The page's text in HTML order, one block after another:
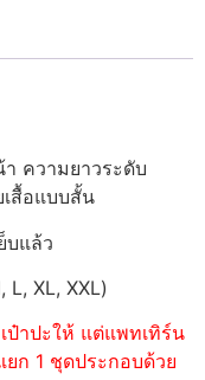
ความยาวระดับ
สื้อแบบสั้น
บแล้ว
XL, XXL)
ป๋าปะให้ แต่แพทเทิร์น
ยก 1 ชุดประกอบด้วย